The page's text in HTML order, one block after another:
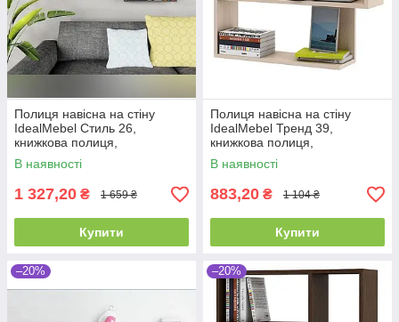
Полиця навісна на стіну
IdealMebel Стиль 26,
книжкова полиця,
декоративна полку в кімнату,
будинок.
В наявності
1 327,20 ₴ 1 659 ₴
Купити
Полиця навісна на стіну
IdealMebel Тренд 39,
книжкова полиця,
декоративна полиця в
кімнату, будинок.
В наявності
883,20 ₴ 1 104 ₴
Купити
–20% –20%